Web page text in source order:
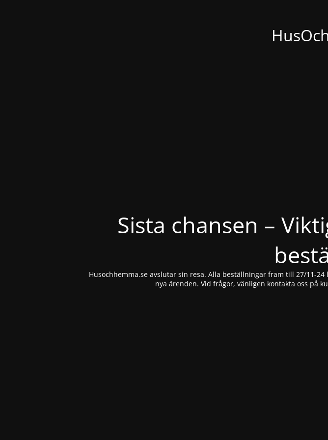
Sista chansen –
Husochhemma.se avslutar sin resa. Alla beställningar fram till 27/11-
nya ärenden. Vid frågor, vänligen kontakta oss på